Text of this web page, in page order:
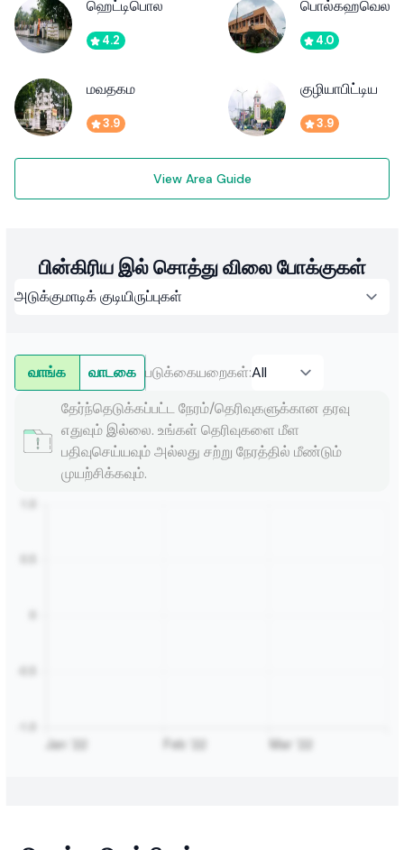
ஹெட்டிபொல
4.2
பொல்கஹவெல
4.0
மவதகம
3.9
குழியாபிட்டிய
3.9
View Area Guide
பின்கிரிய இல் சொத்து விலை போக்குகள்
வாங்க வாடகை படுக்கையறைகள்:
தேர்ந்தெடுக்கப்பட்ட நேரம்/தெரிவுகளுக்கான தரவு
எதுவும் இல்லை. உங்கள் தெரிவுகளை மீள
பதிவுசெய்யவும் அல்லது சற்று நேரத்தில் மீண்டும்
முயற்சிக்கவும்.